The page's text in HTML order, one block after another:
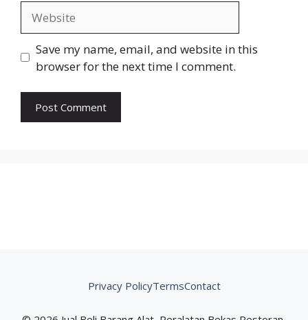
Save my name, email, and website in this
browser for the next time I comment.
Privacy PolicyTermsContact